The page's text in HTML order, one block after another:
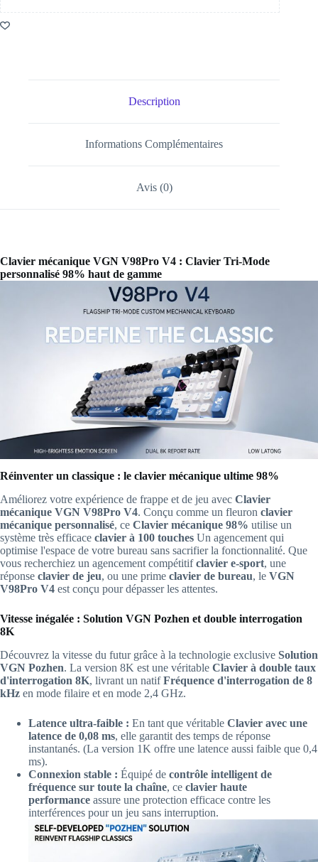
Description
Informations Complémentaires
Avis (0)
Clavier mécanique VGN V98Pro V4 : Clavier Tri-Mode
personnalisé 98% haut de gamme
Réinventer un classique : le clavier mécanique ultime 98%
Améliorez votre expérience de frappe et de jeu avec Clavier
mécanique VGN V98Pro V4. Conçu comme un fleuron clavier
mécanique personnalisé, ce Clavier mécanique 98% utilise un
système très efficace clavier à 100 touches Un agencement qui
optimise l'espace de votre bureau sans sacrifier la fonctionnalité. Que
vous recherchiez un agencement compétitifclavier e-sport, une
réponse clavier de jeu, ou une prime clavier de bureau, le VGN
V98Pro V4 est conçu pour dépasser les attentes.
Vitesse inégalée : Solution VGN Pozhen et double interrogation
8K
Découvrez la vitesse du futur grâce à la technologie exclusive Solution
VGN Pozhen. La version 8K est une véritable Clavier à double taux
d'interrogation 8K, livrant un natifFréquence d'interrogation de 8
kHz en mode filaire et en mode 2,4 GHz.
Latence ultra-faible : En tant que véritable Clavier avec une
latence de 0,08 ms, elle garantit des temps de réponse
instantanés. (La version 1K offre une latence aussi faible que 0,4
ms).
Connexion stable : Équipé de contrôle intelligent de
fréquence sur toute la chaîne, ce clavier haute
performance assure une protection efficace contre les
interférences pour un jeu sans interruption.